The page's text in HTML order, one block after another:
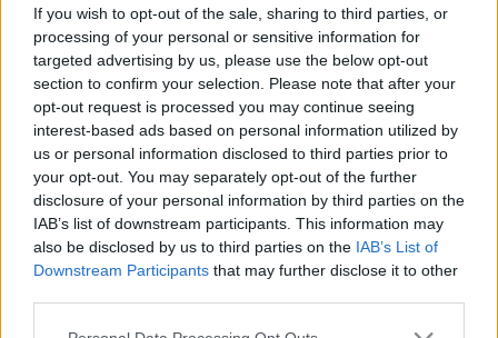
If you wish to opt-out of the sale, sharing to third parties, or
processing of your personal or sensitive information for
targeted advertising by us, please use the below opt-out
section to confirm your selection. Please note that after your
opt-out request is processed you may continue seeing
interest-based ads based on personal information utilized by
us or personal information disclosed to third parties prior to
your opt-out. You may separately opt-out of the further
disclosure of your personal information by third parties on the
IAB’s list of downstream participants. This information may
also be disclosed by us to third parties on the IAB’s List of
Downstream Participants that may further disclose it to other
Please note that this website/app uses one or more Google
nem mos utána kezet